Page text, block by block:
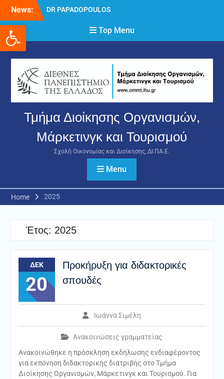
Ανοίξτε τη γραμμή εργαλείων
content
News:
DR PAPADOPOULOS
Δρ Παπαδόπουλος
Νικόλαος
δικαιολογητικών και
ενστάσεων για τη
χορήγηση του
στεγαστικού επιδόματος
ακαδημαϊκού έτους 2025-
2026.
Top Menu
Τμήμα Διοίκησης Οργανισμών,
Μάρκετινγκ και Τουρισμού
Σχολή Οικονομίας και Διοίκησης, ΔΙ.ΠΑ.Ε.
Menu
Home 2025
Έτος: 2025
ΔΕΚ
20
Προκήρυξη για διδακτορικές
σπουδές
Ιωάννα Σιμέλη
Ανακοινώσεις γραμματείας
Ανακοινώθηκε η πρόσκληση εκδήλωσης ενδιαφέροντος
για εκπόνηση διδακτορικής διατριβής στο Τμήμα
Διοίκησης Οργανισμών, Μάρκετινγκ και Τουρισμού. Για